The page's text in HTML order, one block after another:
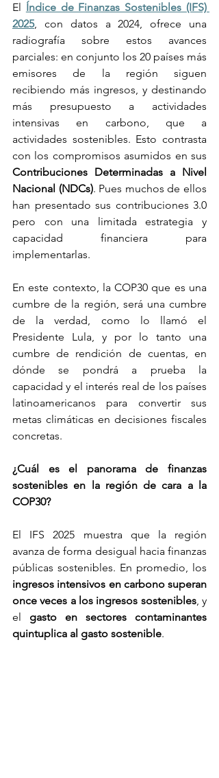
El Índice de Finanzas Sostenibles (IFS)
2025, con datos a 2024, ofrece una
radiografía sobre estos avances
parciales: en conjunto los 20 países más
emisores de la región siguen
recibiendo más ingresos, y destinando
más presupuesto a actividades
intensivas en carbono, que a
actividades sostenibles. Esto contrasta
Contribuciones Determinadas a Nivel
Nacional (NDCs). Pues muchos de ellos
han presentado sus contribuciones 3.0
pero con una limitada estrategia y
capacidad financiera para
implementarlas.
En este contexto, la COP30 que es una
cumbre de la región, será una cumbre
de la verdad, como lo llamó el
Presidente Lula, y por lo tanto una
cumbre de rendición de cuentas, en
dónde se pondrá a prueba la
capacidad y el interés real de los países
latinoamericanos para convertir sus
metas climáticas en decisiones fiscales
concretas.
¿Cuál es el panorama de finanzas
sostenibles en la región de cara a la
COP30?
El IFS 2025 muestra que la región
avanza de forma desigual hacia finanzas
ingresos intensivos en carbono superan
once veces a los ingresos sostenibles, y
el gasto en sectores contaminantes
quintuplica al gasto sostenible.